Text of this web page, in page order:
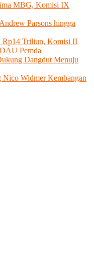
MBG, Komisi IX
Parsons hingga
Rp14 Triliun, Komisi II
Pemda
Dangdut Menuju
Nico Widmer Kembangan